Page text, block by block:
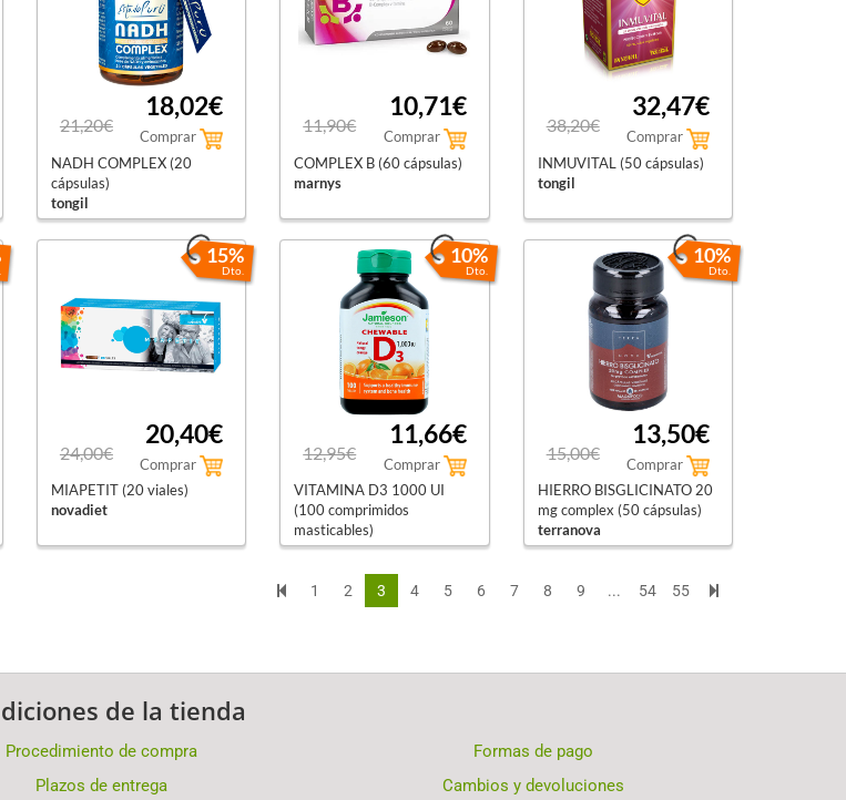
21,20€
18,02€
Comprar
NADH COMPLEX (20
cápsulas)
tongil
11,90€
10,71€
Comprar
COMPLEX B (60 cápsulas)
marnys
38,20€
32,47€
Comprar
INMUVITAL (50 cápsulas)
tongil
15%
Dto.
24,00€
20,40€
Comprar
MIAPETIT (20 viales)
novadiet
10%
Dto.
12,95€
11,66€
Comprar
VITAMINA D3 1000 UI
(100 comprimidos
masticables)
jamieson
10%
Dto.
15,00€
13,50€
Comprar
HIERRO BISGLICINATO 20
mg complex (50 cápsulas)
terranova
1 2 3 4 5 6 7 8 9 ... 54 55
de la tienda
Procedimiento de compra
Formas de pago
Plazos de entrega Cambios y devoluciones